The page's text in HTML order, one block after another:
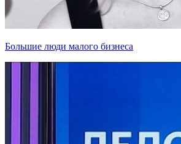
Большие люди малого бизнеса